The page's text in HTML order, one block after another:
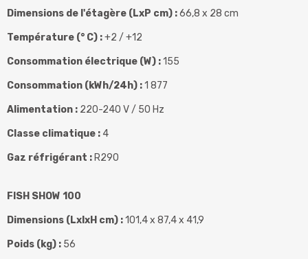
Dimensions de l'étagère (LxP cm) :66,8 x 28 cm
Température (° C) :+2 / +12
Consommation électrique (W) :155
Consommation (kWh/24h) :1 877
Alimentation : 220-240 V / 50 Hz
Classe climatique : 4
Gaz réfrigérant : R290
FISH SHOW 100
Dimensions (LxlxH cm) :101,4 x 87,4 x 41,9
Poids (kg) : 56